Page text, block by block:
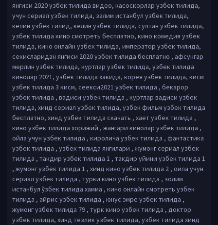
янгиси 2020 узбек тилида видео, касоскорлар узбек тилида,
учун сериал узбек тилида, залим истанбул узбек тилида,
келин узбек тилид, келин узбек тилида, султан узбек тилида,
узбек тилида кино смотреть бесплатно, кино комедия узбек
тилида, кино онлайн узбек тилида, император узбек тилида,
секисларидан янгиси 2020 узбек тилида бесплатно , афсунгар
мерлин узбек тилида, куртлар узбек тилида, узбек тилида
кинолар 2021, узбек тилида хакида, корея узбек тилида, кисм
узбек тилида 3 кисм, сеекси2021 узбек тилида , бекарор
узбек тилида , вадиси узбек тилида , куртлар вадиси узбек
тилида, хинд сериал узбек тилида, узбек фильм узбек тилида
бесплатно, хинд узбек тилида скачать , хает узбек тилида ,
кино узбек тилида хорижий , жангари кинолар узбек тилида ,
ойла учун узбек тилида , киролича узбек тилида , фантастика
узбек тилида , узбек тилида янгилари , жумонг сериал узбек
тилида , такдир узбек тилида 1 , такдир уйини узбек тилида 1
, жумонг узбек тилида 1 , хинд кино узбек тилида 2 , оила учун
сериал узбек тилида , турки кино узбек тилида , золим
истанбул ўзбек тилида хамма , кино онлайн смотреть узбек
тилида , айрис узбек тилида , юнус эмре узбек тилида ,
жумонг узбек тилида 79 , турк кино узбек тилида , доктор
узбек тилида, хинд тезлик узбек тилида, узбек тилида хинд